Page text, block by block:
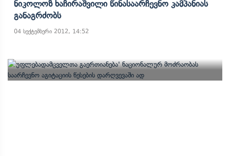
Ნიკოლოზ Ხაჩირაშვილი Წინასაარჩევნო Კამპანიას
Განაგრძობს
04 სექტემბერი 2012, 14:52